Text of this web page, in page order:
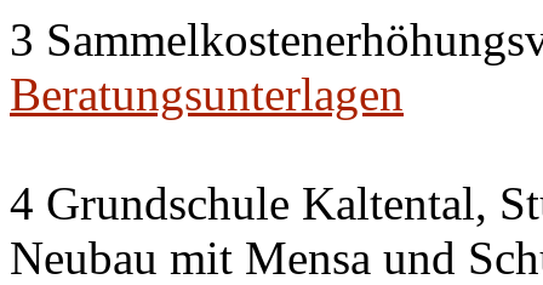
3
Beratungsunterlagen
4 Grundschule Kaltental,
Neubau mit Mensa und